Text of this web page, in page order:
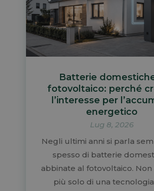
Batterie
fotovoltaico: perché
l’interesse per
energetico
Lug 8, 2026
Negli ultimi anni si parla
spesso di batterie
abbinate al fotovoltaico. Non
più solo di una